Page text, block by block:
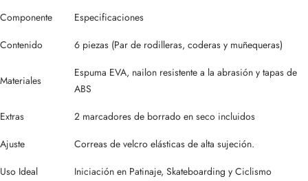
Componente Especificaciones
Contenido 6 piezas (Par de rodilleras, coderas y muñequeras)
Materiales
Espuma EVA, nailon resistente a la abrasión y tapas de
ABS
Extras
2 marcadores de borrado en seco incluidos
Ajuste
Correas de velcro elásticas de alta sujeción.
Uso Ideal
Iniciación en Patinaje, Skateboarding y Ciclismo